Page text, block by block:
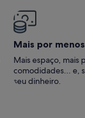
Mais por menos
Mais espaço, mais
comodidades... e,
seu dinheiro.